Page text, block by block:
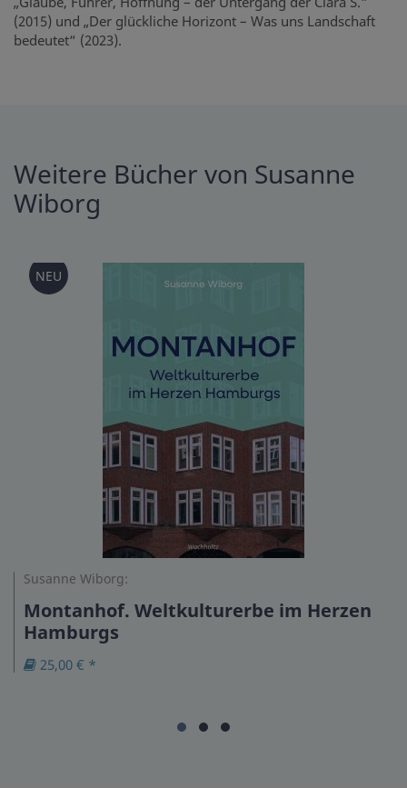
(2015) und „Der glückliche Horizont – Was uns Landschaft
bedeutet“ (2023).
Weitere Bücher von Susanne
Wiborg
NEU
Susanne Wiborg:
Montanhof. Weltkulturerbe im Herzen
Hamburgs
25,00 € *